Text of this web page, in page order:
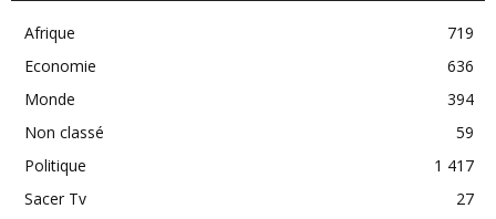
Afrique
719
Economie
636
Monde
394
Non classé
59
Politique
1 417
Sacer Tv
27